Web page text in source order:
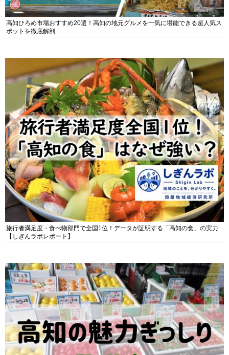
高知ひろめ市場おすすめ20選！高知の地元グルメを一気に堪能できる超人気ス
ポットを徹底解剖
旅行者満足度・食べ物部門で全国1位！データが証明する「高知の食」の実力
【しぎんラボレポート】